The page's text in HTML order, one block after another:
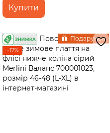
Купити
Подарунок
−17%